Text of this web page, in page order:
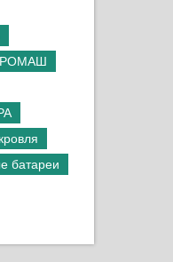
кровля
батареи